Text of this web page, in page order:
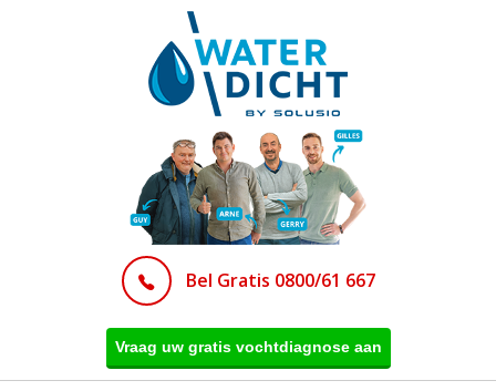
Bel Gratis 0800/61 667
Vraag uw gratis vochtdiagnose aan